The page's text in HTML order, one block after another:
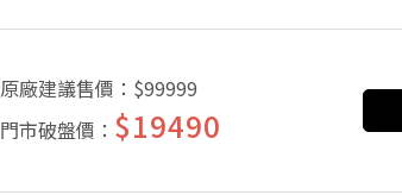
原廠建議售價： $99999
門市破盤價： $19490